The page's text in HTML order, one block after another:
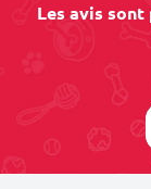
Les avis sont